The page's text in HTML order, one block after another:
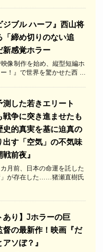
ジブル ハーフ』西山将
「締め切りのない追
新感覚ホラー
像制作を始め、縦型短編ホ
！』で世界を驚かせた西 ...
測した若きエリート
戦争に突き進ませたも
史的真実を基に迫真の
出す「空気」の不気味
前夜』
月前、日本の命運を託した
」が存在した……猪瀬直樹氏
あり】Jホラーの巨
督の最新作！映画『だ
ソぼ？』